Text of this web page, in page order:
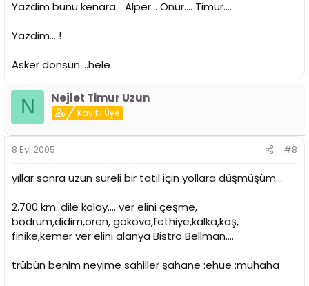
Yazdim bunu kenara... Alper... Onur.... Timur....
Yazdim... !
Asker dönsün....hele
N Nejlet Timur Uzun
Kayıtlı Üye
8 Eyl 2005 #8
yıllar sonra uzun sureli bir tatil için yollara düşmüşüm...
2.700 km. dile kolay.... ver elini çeşme,
bodrum,didim,ören, gökova,fethiye,kalka,kaş,
finike,kemer ver elini alanya Bistro Bellman....
trübün benim neyime sahiller şahane :ehue :muhaha